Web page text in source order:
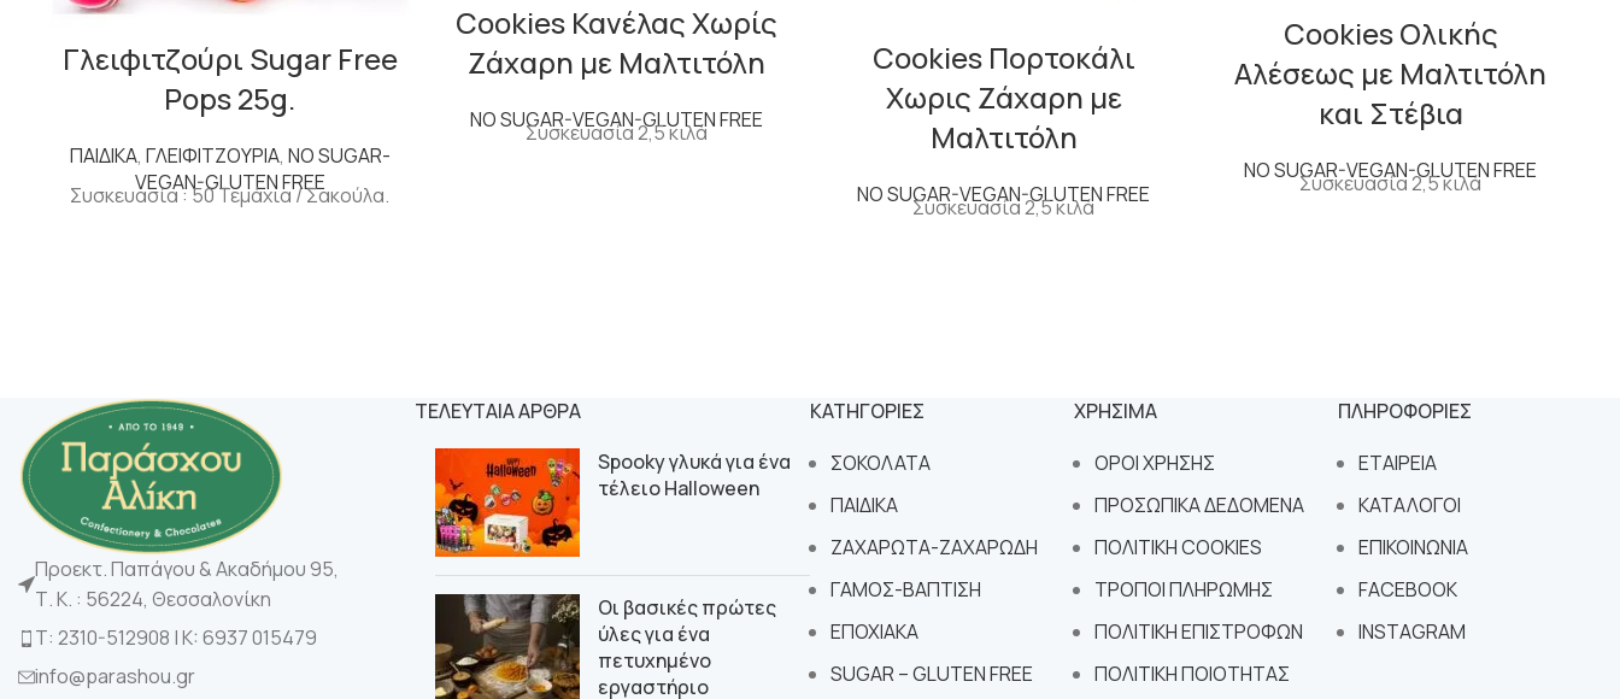
Γλειφιτζούρι Sugar Free
Pops 25g.
ΠΑΙΔΙΚΑ, ΓΛΕΙΦΙΤΖΟΥΡΙΑ, NO SUGAR-
VEGAN-GLUTEN FREE
Συσκευασία : 50 Τεμάχια / Σακούλα.
Cookies Κανέλας Χωρίς
Ζάχαρη με Μαλτιτόλη
NO SUGAR-VEGAN-GLUTEN FREE
Συσκευασία 2,5 κιλά
Cookies Πορτοκάλι
Χωρις Ζάχαρη με
Μαλτιτόλη
NO SUGAR-VEGAN-GLUTEN FREE
Συσκευασία 2,5 κιλά
Cookies Ολικής
Αλέσεως με Μαλτιτόλη
και Στέβια
NO SUGAR-VEGAN-GLUTEN FREE
Συσκευασία 2,5 κιλά
Προεκτ. Παπάγου & Ακαδήμου 95,
Τ. Κ. : 56224, Θεσσαλονίκη
Τ: 2310-512908 | K: 6937 015479
info@parashou.gr
ΤΕΛΕΥΤΑΙΑ ΑΡΘΡΑ
Spooky γλυκά για ένα
τέλειο Halloween
Οι βασικές πρώτες
ύλες για ένα
πετυχημένο
εργαστήριο
ΚΑΤΗΓΟΡΙΕΣ
ΣΟΚΟΛΑΤΑ
ΠΑΙΔΙΚΑ
ΖΑΧΑΡΩΤΑ-ΖΑΧΑΡΩΔΗ
ΓΑΜΟΣ-ΒΑΠΤΙΣΗ
ΕΠΟΧΙΑΚΑ
SUGAR – GLUTEN FREE
ΧΡΗΣΙΜΑ
ΟΡΟΙ ΧΡΗΣΗΣ
ΠΡΟΣΩΠΙΚΑ ΔΕΔΟΜΕΝΑ
ΠΟΛΙΤΙΚΗ COOKIES
ΤΡΟΠΟΙ ΠΛΗΡΩΜΗΣ
ΠΟΛΙΤΙΚΗ ΕΠΙΣΤΡΟΦΩΝ
ΠΟΛΙΤΙΚΗ ΠΟΙΟΤΗΤΑΣ
ΠΛΗΡΟΦΟΡΙΕΣ
ΕΤΑΙΡΕΙΑ
ΚΑΤΑΛΟΓΟΙ
ΕΠΙΚΟΙΝΩΝΙΑ
FACEBOOK
INSTAGRAM